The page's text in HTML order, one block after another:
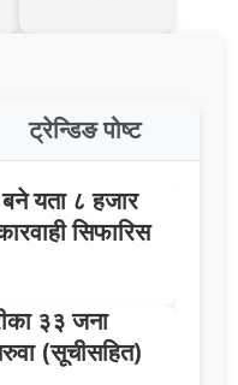
ट्रेन्डिङ पोष्ट
यता ८ हजार
सिफारिस
३३ जना
(सूचीसहित)